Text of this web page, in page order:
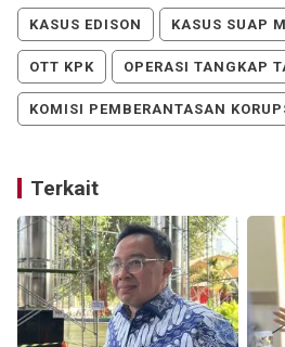
KASUS EDISON KASUS SUAP
OTT KPK OPERASI TANGKAP
KOMISI PEMBERANTASAN
Terkait